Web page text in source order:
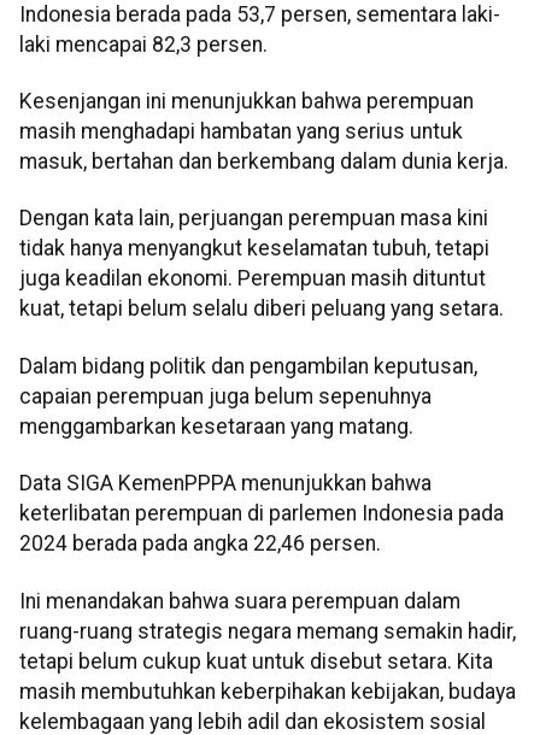
Indonesia berada pada 53,7 persen, sementara laki-
laki mencapai 82,3 persen.
Kesenjangan ini menunjukkan bahwa perempuan
masih menghadapi hambatan yang serius untuk
masuk, bertahan dan berkembang dalam dunia kerja.
Dengan kata lain, perjuangan perempuan masa kini
tidak hanya menyangkut keselamatan tubuh, tetapi
juga keadilan ekonomi. Perempuan masih dituntut
kuat, tetapi belum selalu diberi peluang yang setara.
Dalam bidang politik dan pengambilan keputusan,
capaian perempuan juga belum sepenuhnya
menggambarkan kesetaraan yang matang.
Data SIGA KemenPPPA menunjukkan bahwa
keterlibatan perempuan di parlemen Indonesia pada
2024 berada pada angka 22,46 persen.
Ini menandakan bahwa suara perempuan dalam
ruang-ruang strategis negara memang semakin hadir,
tetapi belum cukup kuat untuk disebut setara. Kita
masih membutuhkan keberpihakan kebijakan, budaya
kelembagaan yang lebih adil dan ekosistem sosial